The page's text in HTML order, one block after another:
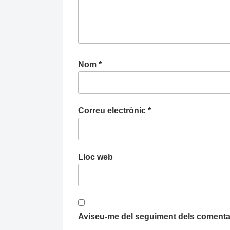
Nom *
Correu electrònic *
Lloc web
Aviseu-me del seguiment dels